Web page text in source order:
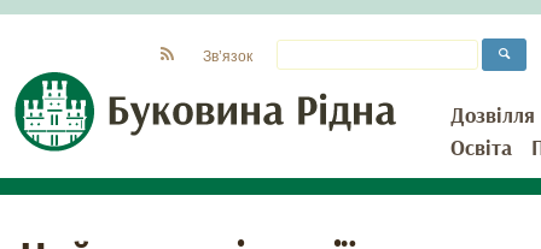
Дозвілля
Освіта
Зв’язок